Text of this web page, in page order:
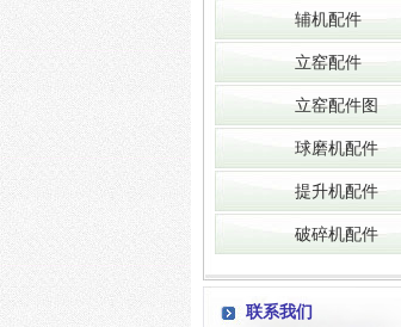
辅机配件
立窑配件
立窑配件图
球磨机配件
提升机配件
破碎机配件
联系我们